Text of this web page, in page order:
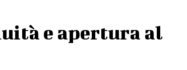
e apertura al